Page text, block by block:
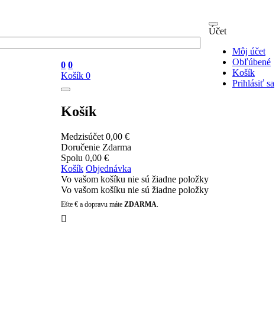
Účet
Môj účet
Obľúbené
Košík
Prihlásiť sa
0 0
Košík 0
Košík
Medzisúčet 0,00 €
Doručenie Zdarma
Spolu 0,00 €
Košík Objednávka
Vo vašom košíku nie sú žiadne položky
Vo vašom košíku nie sú žiadne položky
Ešte € a dopravu máte ZDARMA.
